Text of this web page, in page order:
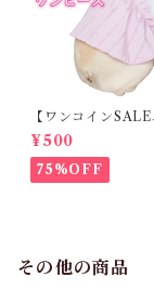
【ワンコイン
不可】KM171SK フ
ルドック 犬服 女の子 ピンク
スカート
¥500
75%OFF
その他の商品